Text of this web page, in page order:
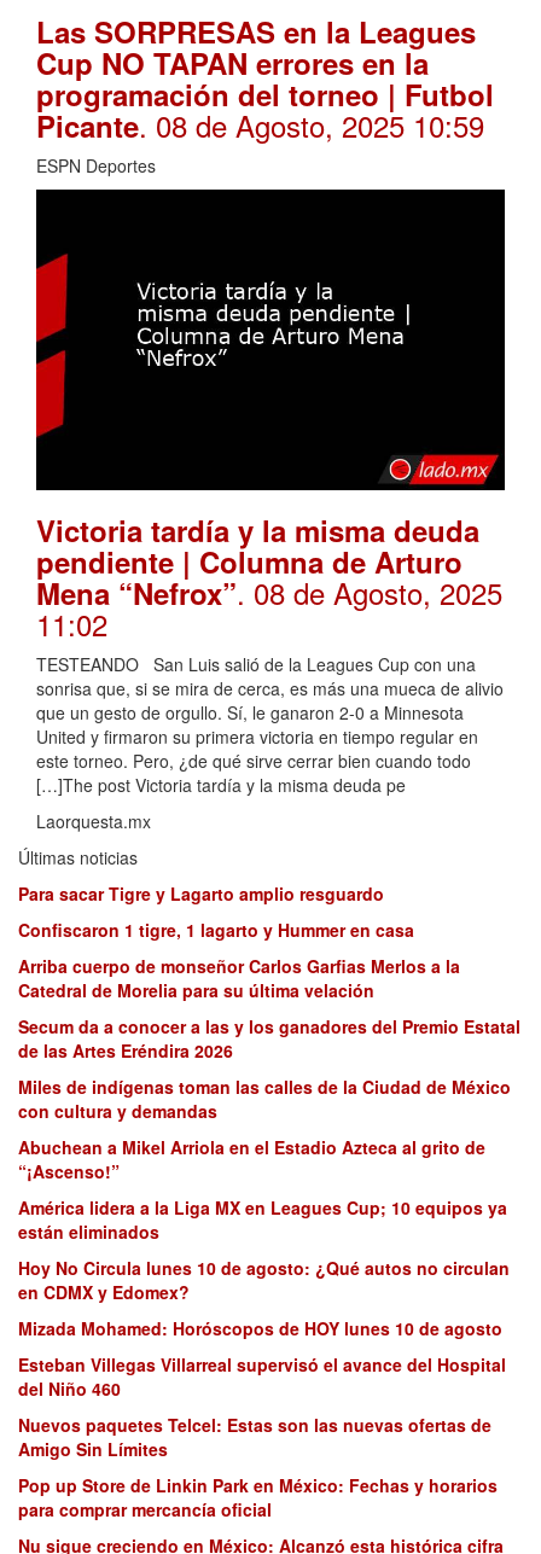
Las SORPRESAS en la Leagues
Cup NO TAPAN errores en la
programación del torneo | Futbol
Picante. 08 de Agosto, 2025 10:59
ESPN Deportes
Victoria tardía y la misma deuda
pendiente | Columna de Arturo
Mena “Nefrox”. 08 de Agosto, 2025
11:02
TESTEANDO San Luis salió de la Leagues Cup con una
sonrisa que, si se mira de cerca, es más una mueca de alivio
que un gesto de orgullo. Sí, le ganaron 2-0 a Minnesota
United y firmaron su primera victoria en tiempo regular en
este torneo. Pero, ¿de qué sirve cerrar bien cuando todo
[…]The post Victoria tardía y la misma deuda pe
Laorquesta.mx
Últimas noticias
Para sacar Tigre y Lagarto amplio resguardo
Confiscaron 1 tigre, 1 lagarto y Hummer en casa
Arriba cuerpo de monseñor Carlos Garfias Merlos a la
Catedral de Morelia para su última velación
Secum da a conocer a las y los ganadores del Premio Estatal
de las Artes Eréndira 2026
Miles de indígenas toman las calles de la Ciudad de México
con cultura y demandas
Abuchean a Mikel Arriola en el Estadio Azteca al grito de
“¡Ascenso!”
América lidera a la Liga MX en Leagues Cup; 10 equipos ya
están eliminados
Hoy No Circula lunes 10 de agosto: ¿Qué autos no circulan
en CDMX y Edomex?
Mizada Mohamed: Horóscopos de HOY lunes 10 de agosto
Esteban Villegas Villarreal supervisó el avance del Hospital
del Niño 460
Nuevos paquetes Telcel: Estas son las nuevas ofertas de
Amigo Sin Límites
Pop up Store de Linkin Park en México: Fechas y horarios
para comprar mercancía oficial
Nu sigue creciendo en México: Alcanzó esta histórica cifra